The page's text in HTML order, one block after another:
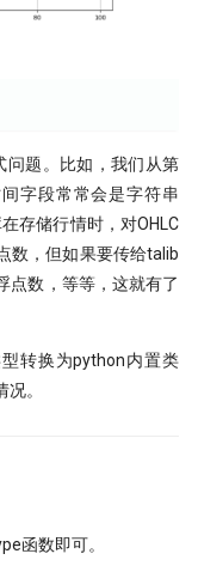
问题。比如，我们从第
字段常常会是字符串
存储行情时，对OHLC
数，但如果要传给talib
点数，等等，这就有了
转换为python内置类
。
函数即可。